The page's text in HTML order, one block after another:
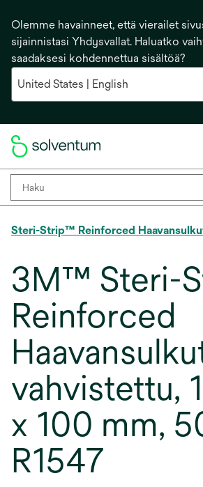
Olemme havainneet, että vierailet
sijainnistasi Yhdysvallat. Haluatko
saadaksesi kohdennettua sisältöä?
Steri-Strip™ Reinforced
3M™ Steri-
Reinforced
vahvistettu,
x 100 mm,
R1547